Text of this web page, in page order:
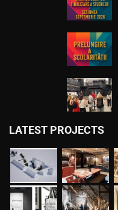
LATEST PROJECTS